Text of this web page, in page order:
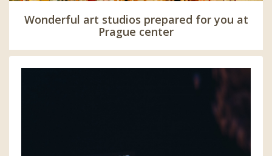
Wonderful art studios prepared for you at
Prague center